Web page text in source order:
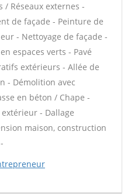
Réseaux externes -
de façade - Peinture de
- Nettoyage de façade -
espaces verts - Pavé
extérieurs - Allée de
- Démolition avec
en béton / Chape -
- Dallage
maison, construction